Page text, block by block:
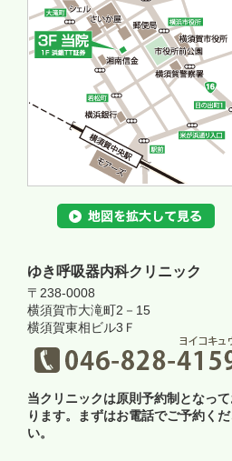
ゆき呼吸器内科クリニック
〒238-0008
横須賀市大滝町2－15
横須賀東相ビル3Ｆ
当クリニックは原則予約制となっ
ります。まずはお電話でご予約く
い。